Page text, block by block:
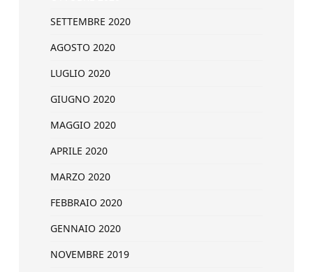
SETTEMBRE 2020
AGOSTO 2020
LUGLIO 2020
GIUGNO 2020
MAGGIO 2020
APRILE 2020
MARZO 2020
FEBBRAIO 2020
GENNAIO 2020
NOVEMBRE 2019